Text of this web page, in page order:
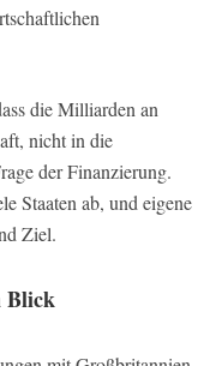
die Milliarden an
nicht in die
der Finanzierung.
Staaten ab, und eigene
Ziel.
Blick